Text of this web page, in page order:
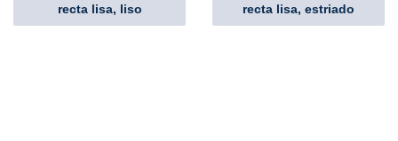
recta lisa, liso
recta lisa, estriado